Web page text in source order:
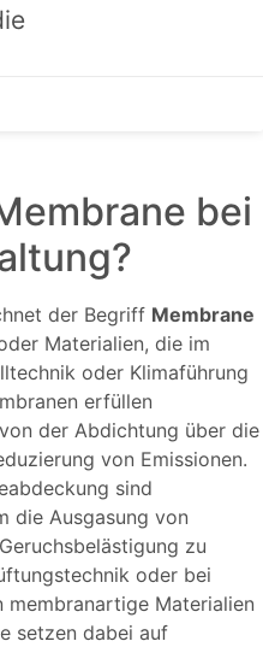
bei
der Begriff Membrane
Materialien, die im
oder Klimaführung
erfüllen
der Abdichtung über die
von Emissionen.
sind
die Ausgasung von
zu
oder bei
membranartige Materialien
setzen dabei auf